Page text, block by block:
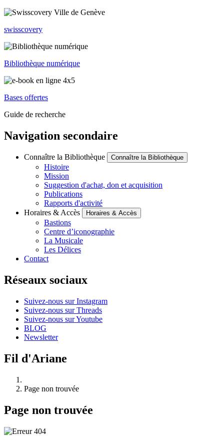
swisscovery
Bibliothèque numérique
Bases offertes
Guide de recherche
Navigation secondaire
Connaître la Bibliothèque Connaître la Bibliothèque
Histoire
Mission
Suggestion d'achat, don et acquisition
Publications
Rapports d'activité
Horaires & Accès
Horaires & Accès
Bastions
Centre d’iconographie
La Musicale
Les Délices
Contact
Réseaux sociaux
Suivez-nous sur Instagram
Suivez-nous sur Threads
Suivez-nous sur Youtube
BLOG
Newsletter
Fil d'Ariane
Page non trouvée
Page non trouvée